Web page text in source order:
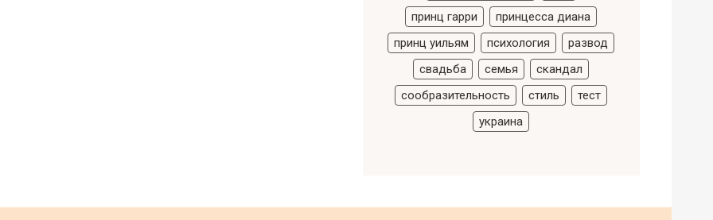
принц гарри
принцесса диана
принц уильям
психология
развод
свадьба
семья
скандал
сообразительность
стиль
тест
украина